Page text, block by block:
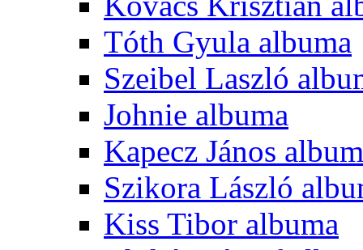
Tóth Gyula albuma
Szeibel Laszló
Johnie albuma
Kapecz János
Szikora László
Kiss Tibor albuma